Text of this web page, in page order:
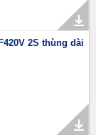
2S thùng dài